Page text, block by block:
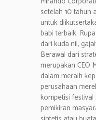
setelah 10 tahun
untuk
babi terbaik.
dari kuda nil,
Berawal dari
merupakan CEO
dalam meraih
perusahaan
kompetisi
pemikiran